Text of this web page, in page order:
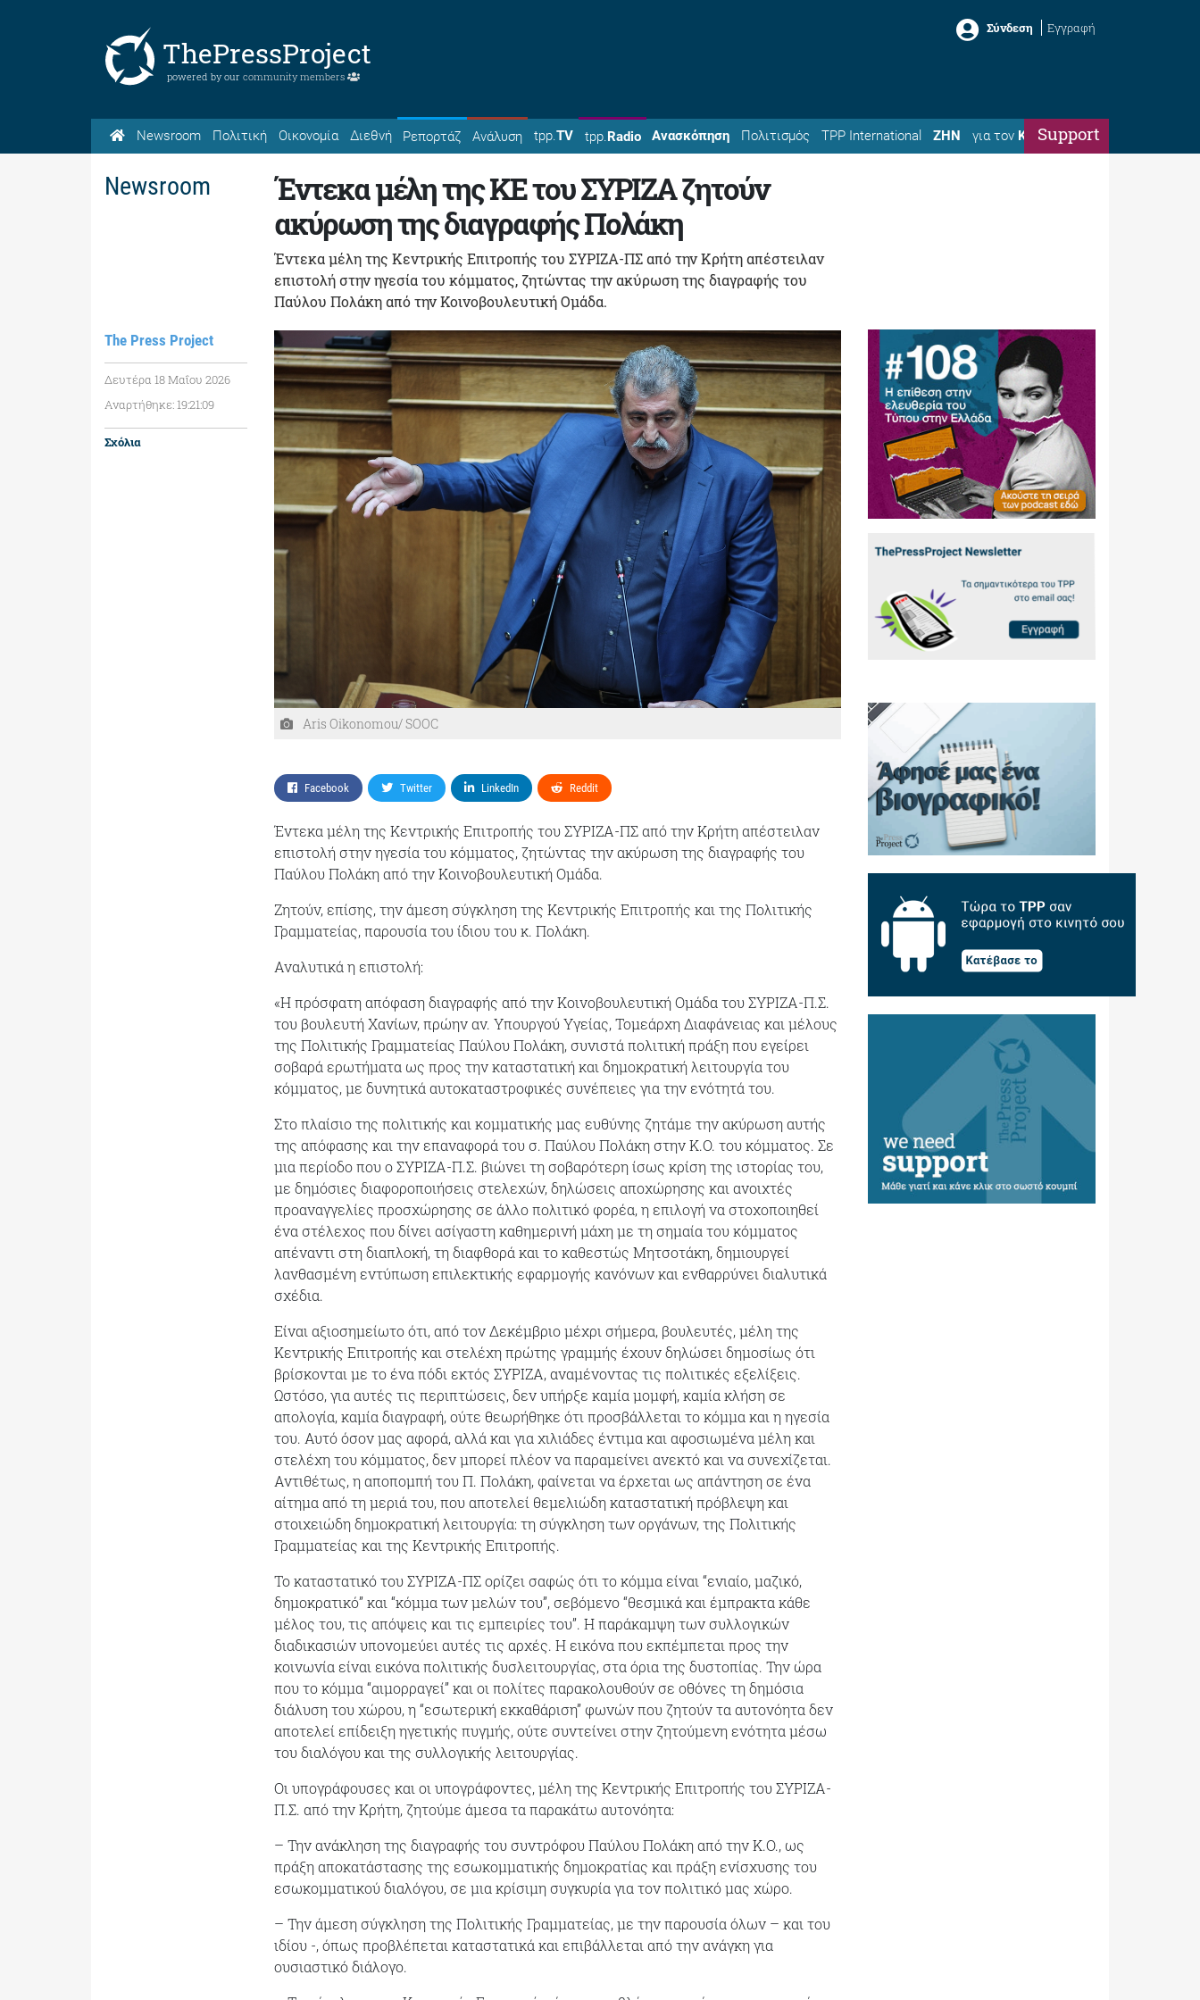
ThePressProject
powered by our community members
Σύνδεση Εγγραφή
Newsroom Πολιτική Οικονομία Διεθνή Ρεπορτάζ Ανάλυση tpp.TV tpp.Radio Ανασκόπηση Πολιτισμός TPP International ΖΗΝ για τον ΚώσταSupport
Newsroom
The Press Project
Δευτέρα 18 Μαΐου 2026
Αναρτήθηκε: 19:21:09
Σχόλια
Έντεκα μέλη της ΚΕ του ΣΥΡΙΖΑ ζητούν
ακύρωση της διαγραφής Πολάκη
Έντεκα μέλη της Κεντρικής Επιτροπής του ΣΥΡΙΖΑ-ΠΣ από την Κρήτη απέστειλαν
επιστολή στην ηγεσία του κόμματος, ζητώντας την ακύρωση της διαγραφής του
Παύλου Πολάκη από την Κοινοβουλευτική Ομάδα.
Aris Oikonomou/ SOOC
Facebook Twitter LinkedIn Reddit
Έντεκα μέλη της Κεντρικής Επιτροπής του ΣΥΡΙΖΑ-ΠΣ από την Κρήτη απέστειλαν
επιστολή στην ηγεσία του κόμματος, ζητώντας την ακύρωση της διαγραφής του
Παύλου Πολάκη από την Κοινοβουλευτική Ομάδα.
Ζητούν, επίσης, την άμεση σύγκληση της Κεντρικής Επιτροπής και της Πολιτικής
Γραμματείας, παρουσία του ίδιου του κ. Πολάκη.
Αναλυτικά η επιστολή:
«Η πρόσφατη απόφαση διαγραφής από την Κοινοβουλευτική Ομάδα του ΣΥΡΙΖΑ-Π.Σ.
του βουλευτή Χανίων, πρώην αν. Υπουργού Υγείας, Τομεάρχη Διαφάνειας και μέλους
της Πολιτικής Γραμματείας Παύλου Πολάκη, συνιστά πολιτική πράξη που εγείρει
σοβαρά ερωτήματα ως προς την καταστατική και δημοκρατική λειτουργία του
κόμματος, με δυνητικά αυτοκαταστροφικές συνέπειες για την ενότητά του.
Στο πλαίσιο της πολιτικής και κομματικής μας ευθύνης ζητάμε την ακύρωση αυτής
της απόφασης και την επαναφορά του σ. Παύλου Πολάκη στην Κ.Ο. του κόμματος. Σε
μια περίοδο που ο ΣΥΡΙΖΑ-Π.Σ. βιώνει τη σοβαρότερη ίσως κρίση της ιστορίας του,
με δημόσιες διαφοροποιήσεις στελεχών, δηλώσεις αποχώρησης και ανοιχτές
προαναγγελίες προσχώρησης σε άλλο πολιτικό φορέα, η επιλογή να στοχοποιηθεί
ένα στέλεχος που δίνει ασίγαστη καθημερινή μάχη με τη σημαία του κόμματος
απέναντι στη διαπλοκή, τη διαφθορά και το καθεστώς Μητσοτάκη, δημιουργεί
λανθασμένη εντύπωση επιλεκτικής εφαρμογής κανόνων και ενθαρρύνει διαλυτικά
σχέδια.
Είναι αξιοσημείωτο ότι, από τον Δεκέμβριο μέχρι σήμερα, βουλευτές, μέλη της
Κεντρικής Επιτροπής και στελέχη πρώτης γραμμής έχουν δηλώσει δημοσίως ότι
βρίσκονται με το ένα πόδι εκτός ΣΥΡΙΖΑ, αναμένοντας τις πολιτικές εξελίξεις.
Ωστόσο, για αυτές τις περιπτώσεις, δεν υπήρξε καμία μομφή, καμία κλήση σε
απολογία, καμία διαγραφή, ούτε θεωρήθηκε ότι προσβάλλεται το κόμμα και η ηγεσία
του. Αυτό όσον μας αφορά, αλλά και για χιλιάδες έντιμα και αφοσιωμένα μέλη και
στελέχη του κόμματος, δεν μπορεί πλέον να παραμείνει ανεκτό και να συνεχίζεται.
Αντιθέτως, η αποπομπή του Π. Πολάκη, φαίνεται να έρχεται ως απάντηση σε ένα
αίτημα από τη μεριά του, που αποτελεί θεμελιώδη καταστατική πρόβλεψη και
στοιχειώδη δημοκρατική λειτουργία: τη σύγκληση των οργάνων, της Πολιτικής
Γραμματείας και της Κεντρικής Επιτροπής.
Το καταστατικό του ΣΥΡΙΖΑ-ΠΣ ορίζει σαφώς ότι το κόμμα είναι “ενιαίο, μαζικό,
δημοκρατικό” και “κόμμα των μελών του”, σεβόμενο “θεσμικά και έμπρακτα κάθε
μέλος του, τις απόψεις και τις εμπειρίες του”. Η παράκαμψη των συλλογικών
διαδικασιών υπονομεύει αυτές τις αρχές. Η εικόνα που εκπέμπεται προς την
κοινωνία είναι εικόνα πολιτικής δυσλειτουργίας, στα όρια της δυστοπίας. Την ώρα
που το κόμμα “αιμορραγεί” και οι πολίτες παρακολουθούν σε οθόνες τη δημόσια
διάλυση του χώρου, η “εσωτερική εκκαθάριση” φωνών που ζητούν τα αυτονόητα δεν
αποτελεί επίδειξη ηγετικής πυγμής, ούτε συντείνει στην ζητούμενη ενότητα μέσω
του διαλόγου και της συλλογικής λειτουργίας.
Οι υπογράφουσες και οι υπογράφοντες, μέλη της Κεντρικής Επιτροπής του ΣΥΡΙΖΑ-
Π.Σ. από την Κρήτη, ζητούμε άμεσα τα παρακάτω αυτονόητα:
– Την ανάκληση της διαγραφής του συντρόφου Παύλου Πολάκη από την Κ.Ο., ως
πράξη αποκατάστασης της εσωκομματικής δημοκρατίας και πράξη ενίσχυσης του
εσωκομματικού διαλόγου, σε μια κρίσιμη συγκυρία για τον πολιτικό μας χώρο.
– Την άμεση σύγκληση της Πολιτικής Γραμματείας, με την παρουσία όλων – και του
ιδίου -, όπως προβλέπεται καταστατικά και επιβάλλεται από την ανάγκη για
ουσιαστικό διάλογο.